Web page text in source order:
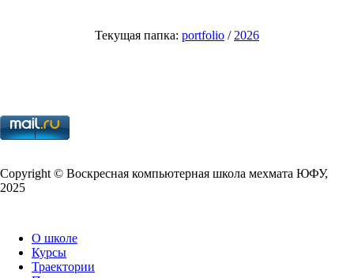
Текущая папка: port­fo­lio / 2026
Copy­right © Воскресная компьютерная школа мехмата ЮФУ,
2025
О школе
Курсы
Траектории